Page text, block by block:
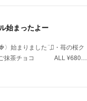
始まったよー
〉始まりました¨̮⃝・苺の桜ク
抹茶チョコ ⠀ ⠀ ⠀ ALL ¥680…